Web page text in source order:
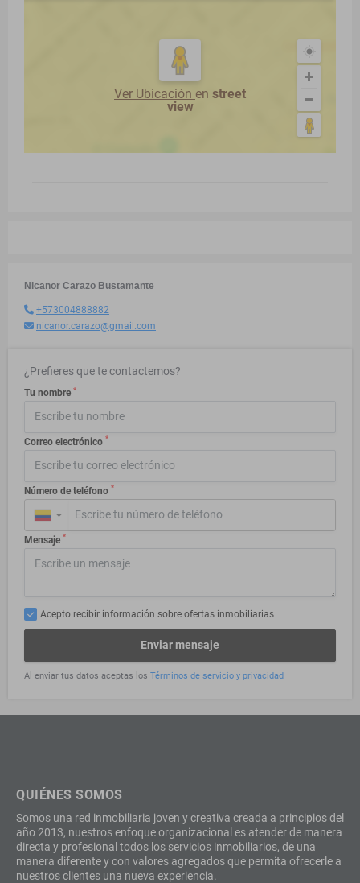
Ver Ubicación en street
view
Nicanor Carazo Bustamante
+573004888882
nicanor.carazo@gmail.com
¿Prefieres que te contactemos?
Tu nombre *
Correo electrónico *
Número de teléfono *
▼
Mensaje *
Acepto recibir información sobre ofertas inmobiliarias
Enviar mensaje
Al enviar tus datos aceptas los Términos de servicio y privacidad
QUIÉNES SOMOS
Somos una red inmobiliaria joven y creativa creada a principios del
año 2013, nuestros enfoque organizacional es atender de manera
directa y profesional todos los servicios inmobiliarios, de una
manera diferente y con valores agregados que permita ofrecerle a
nuestros clientes una nueva experiencia.